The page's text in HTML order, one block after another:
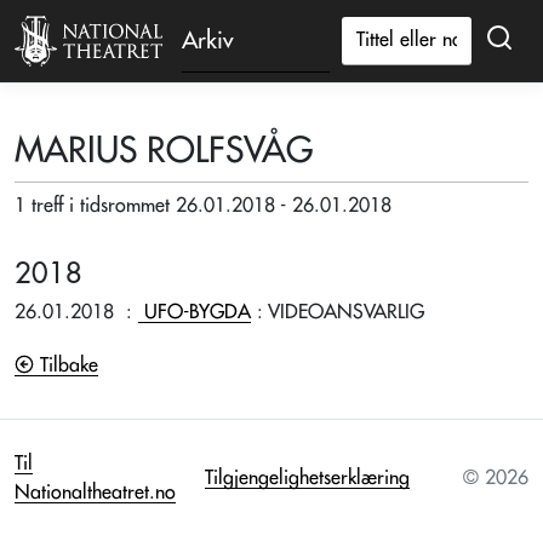
Arkiv
MARIUS ROLFSVÅG
1 treff i tidsrommet 26.01.2018 - 26.01.2018
2018
26.01.2018 : UFO-BYGDA : VIDEOANSVARLIG
Tilbake
Til
Nationaltheatret.no
Tilgjengelighetserklæring © 2026